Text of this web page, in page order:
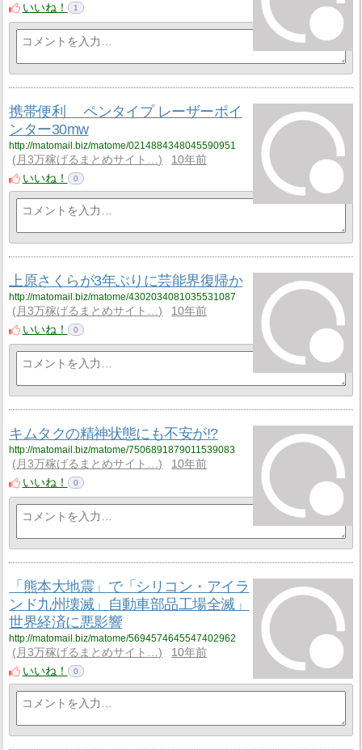
いいね！
1
携帯便利 ペンタイプ レーザーポイ
ンター30mw
http://matomail.biz/matome/0214884348045590951
月3万稼げるまとめサイト…
10年前
いいね！
0
上原さくらが3年ぶりに芸能界復帰か
http://matomail.biz/matome/4302034081035531087
月3万稼げるまとめサイト…
10年前
いいね！
0
キムタクの精神状態にも不安が!?
http://matomail.biz/matome/7506891879011539083
月3万稼げるまとめサイト…
10年前
いいね！
0
「熊本大地震」で「シリコン・アイラ
ンド九州壊滅」自動車部品工場全滅」
世界経済に悪影響
http://matomail.biz/matome/5694574645547402962
月3万稼げるまとめサイト…
10年前
いいね！
0